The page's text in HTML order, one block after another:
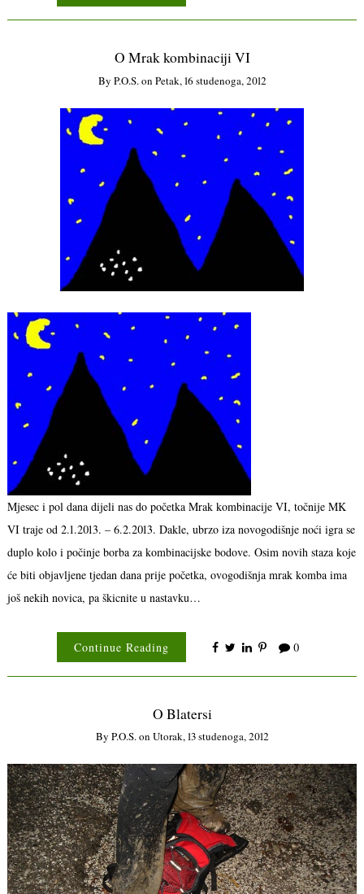
O Mrak kombinaciji VI
By P.o.s.on Petak, 16 studenoga, 2012
Mjesec i pol dana dijeli nas do početka Mrak kombinacije VI, točnije MK
VI traje od 2.1.2013. – 6.2.2013. Dakle, ubrzo iza novogodišnje noći igra se
duplo kolo i počinje borba za kombinacijske bodove. Osim novih staza koje
će biti objavljene tjedan dana prije početka, ovogodišnja mrak komba ima
još nekih novica, pa škicnite u nastavku…
Continue Reading 0
O Blatersi
By P.o.s.on Utorak, 13 studenoga, 2012